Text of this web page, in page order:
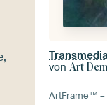
Transmedia
vonArt
ArtFrame™ –